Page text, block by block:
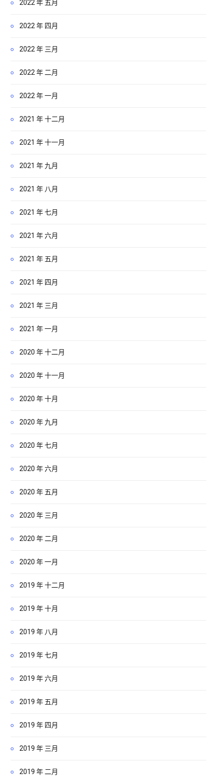
2022 年 五月
2022 年 四月
2022 年 三月
2022 年 二月
2022 年 一月
2021 年 十二月
2021 年 十一月
2021 年 九月
2021 年 八月
2021 年 七月
2021 年 六月
2021 年 五月
2021 年 四月
2021 年 三月
2021 年 一月
2020 年 十二月
2020 年 十一月
2020 年 十月
2020 年 九月
2020 年 七月
2020 年 六月
2020 年 五月
2020 年 三月
2020 年 二月
2020 年 一月
2019 年 十二月
2019 年 十月
2019 年 八月
2019 年 七月
2019 年 六月
2019 年 五月
2019 年 四月
2019 年 三月
2019 年 二月